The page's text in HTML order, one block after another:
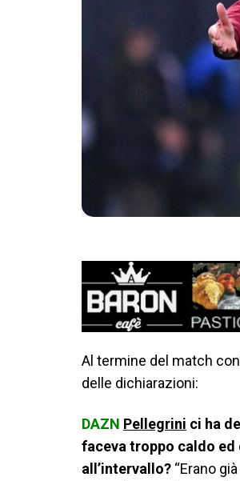
Al termine del match
delle dichiarazioni:
DAZN Pellegrini ci ha
faceva troppo caldo
all’intervallo? “Erano